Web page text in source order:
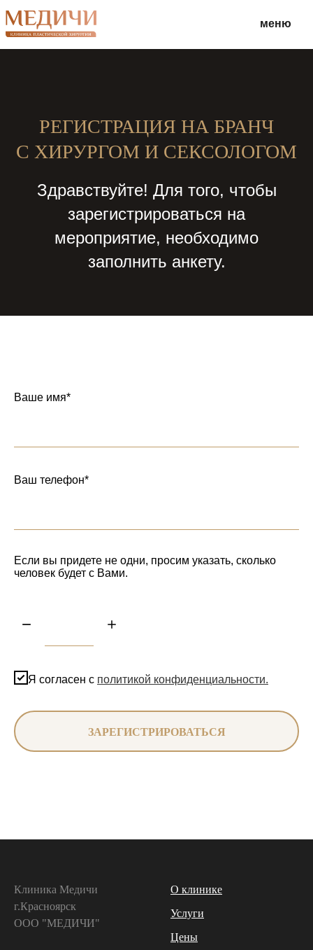
меню
РЕГИСТРАЦИЯ НА БРАНЧ
С ХИРУРГОМ И СЕКСОЛОГОМ
Здравствуйте! Для того, чтобы
зарегистрироваться на
мероприятие, необходимо
заполнить анкету.
Ваше имя*
Ваш телефон*
Если вы придете не одни, просим указать, сколько
человек будет с Вами.
Я согласен с политикой конфиденциальности.
ЗАРЕГИСТРИРОВАТЬСЯ
Клиника Медичи
г.Красноярск
ООО "МЕДИЧИ"
О клинике
Услуги
Цены